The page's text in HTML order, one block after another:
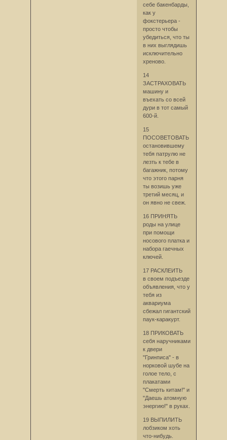
себе бакенбарды,
как у
фокстерьера -
просто чтобы
убедиться, что ты
в них выглядишь
исключительно
хреново.
14
ЗАСТРАХОВАТЬ
машину и
въехать со всей
дури в тот самый
600-й.
15
ПОСОВЕТОВАТЬ
остановившему
тебя патрулю не
лезть к тебе в
багажник, потому
что этого парня
ты возишь уже
третий месяц, и
он явно не свеж.
16 ПРИНЯТЬ
роды на улице
при помощи
носового платка и
набора гаечных
ключей.
17 РАСКЛЕИТЬ
в своем подъезде
объявления, что у
тебя из
аквариума
сбежал гигантский
паук-каракурт.
18 ПРИКОВАТЬ
себя наручниками
к двери
"Гринписа" - в
норковой шубе на
голое тело, с
плакатами
"Смерть китам!" и
"Даешь атомную
энергию!" в руках.
19 ВЫПИЛИТЬ
лобзиком хоть
что-нибудь.